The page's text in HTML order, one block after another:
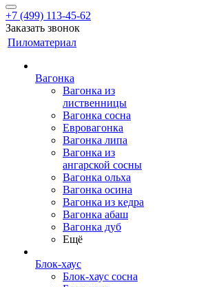
+7 (499) 113-45-62
Заказать звонок
Пиломатериал
Вагонка
Вагонка из
лиственницы
Вагонка сосна
Евровагонка
Вагонка липа
Вагонка из
ангарской сосны
Вагонка ольха
Вагонка осина
Вагонка из кедра
Вагонка абаш
Вагонка дуб
Ещё
Блок-хаус
Блок-хаус сосна